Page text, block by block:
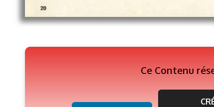
Ce Contenu